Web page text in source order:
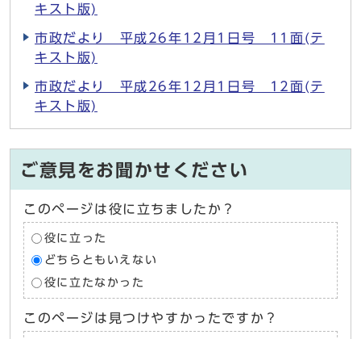
キスト版)
市政だより 平成26年12月1日号 11面(テ
キスト版)
市政だより 平成26年12月1日号 12面(テ
キスト版)
ご意見をお聞かせください
このページは役に立ちましたか？
役に立った
どちらともいえない
役に立たなかった
このページは見つけやすかったですか？